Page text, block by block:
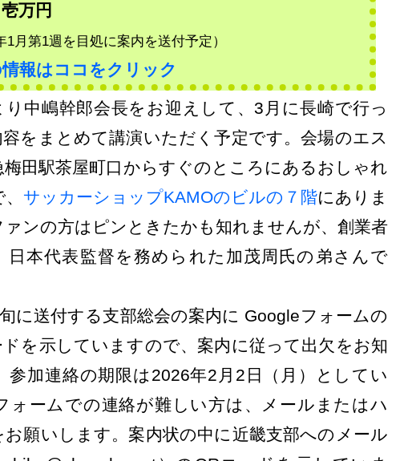
万円
1月第1週を目処に案内を送付予定）
報はココをクリック
中嶋幹郎会長をお迎えして、3月に長崎で行っ
をまとめて講演いただく予定です。会場のエス
田駅茶屋町口からすぐのところにあるおしゃれ
サッカーショップKAMOのビルの７階にありま
ンの方はピンときたかも知れませんが、創業者
日本代表監督を務められた加茂周氏の弟さんで
に送付する支部総会の案内に Googleフォームの
ドを示していますので、案内に従って出欠をお知
参加連絡の期限は2026年2月2日（月）としてい
ォームでの連絡が難しい方は、メールまたはハ
願いします。案内状の中に近畿支部へのメール